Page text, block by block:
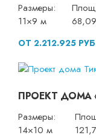
Размеры:
11×9 м
ОТ 2.212.925
ПРОЕКТ ДОМА
Размеры:
14×10 м